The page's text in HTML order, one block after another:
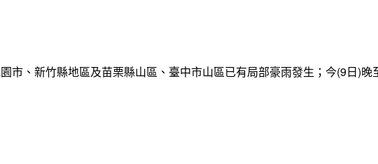
、新竹縣地區及苗栗縣山區、臺中市山區已有局部豪雨發生；今(9日)晚